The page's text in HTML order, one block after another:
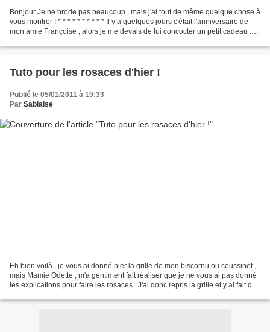
Bonjour Je ne brode pas beaucoup , mais j'ai tout de même quelque chose à
vous montrer ! * * * * * * * * * * Il y a quelques jours c'était l'anniversaire de
mon amie Françoise , alors je me devais de lui concocter un petit cadeau .
Tuto pour les rosaces d'hier !
Publié le 05/01/2011 à 19:33
Par Sablaise
Eh bien voilà , je vous ai donné hier la grille de mon biscornu ou coussinet ,
mais Mamie Odette , m'a gentiment fait réaliser que je ne vous ai pas donné
les explications pour faire les rosaces . J'ai donc repris la grille et y ai fait des